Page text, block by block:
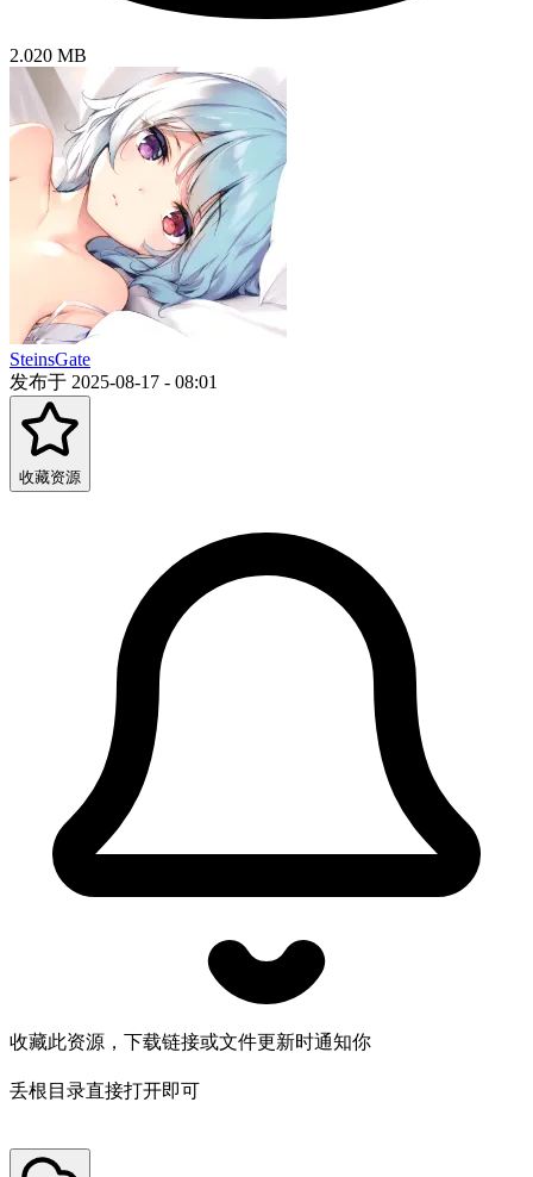
2.020 MB
SteinsGate
发布于 2025-08-17 - 08:01
收藏资源
收藏此资源，下载链接或文件更新时通知你
丢根目录直接打开即可